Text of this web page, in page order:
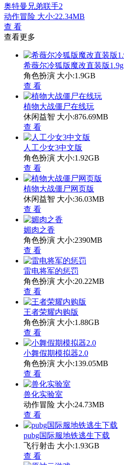
奥特曼兄弟联手2
动作冒险 大小:22.34MB
查 看
查看更多
希薇尔冷狐版魔改直装版1.9g
角色扮演 大小:1.9GB
查 看
植物大战僵尸在线玩
休闲益智 大小:876.69MB
查 看
人工少女3中文版
角色扮演 大小:1.92GB
查 看
植物大战僵尸网页版
休闲益智 大小:36.03MB
查 看
媚肉之香
角色扮演 大小:2390MB
查 看
雷电将军的惩罚
角色扮演 大小:20.22MB
查 看
王者荣耀内购版
角色扮演 大小:1.88GB
查 看
小舞假期模拟器2.0
角色扮演 大小:139.05MB
查 看
兽化实验室
动作冒险 大小:24.73MB
查 看
pubg国际服地铁逃生下载
飞行射击 大小:1.93GB
查 看